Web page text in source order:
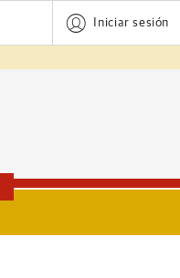
Iniciar sesión